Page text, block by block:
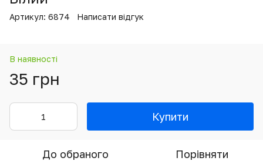
Артикул: 6874 Написати відгук
В наявності
35 грн
Купити
До обраного Порівняти